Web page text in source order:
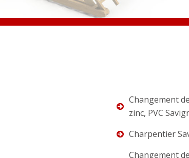
Changement
zinc, PVC
Charpentier
Changement